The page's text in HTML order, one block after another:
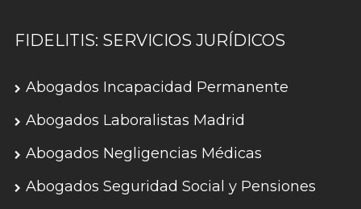
FIDELITIS: SERVICIOS JURÍDICOS
Abogados Incapacidad Permanente
Abogados Laboralistas Madrid
Abogados Negligencias Médicas
Abogados Seguridad Social y Pensiones